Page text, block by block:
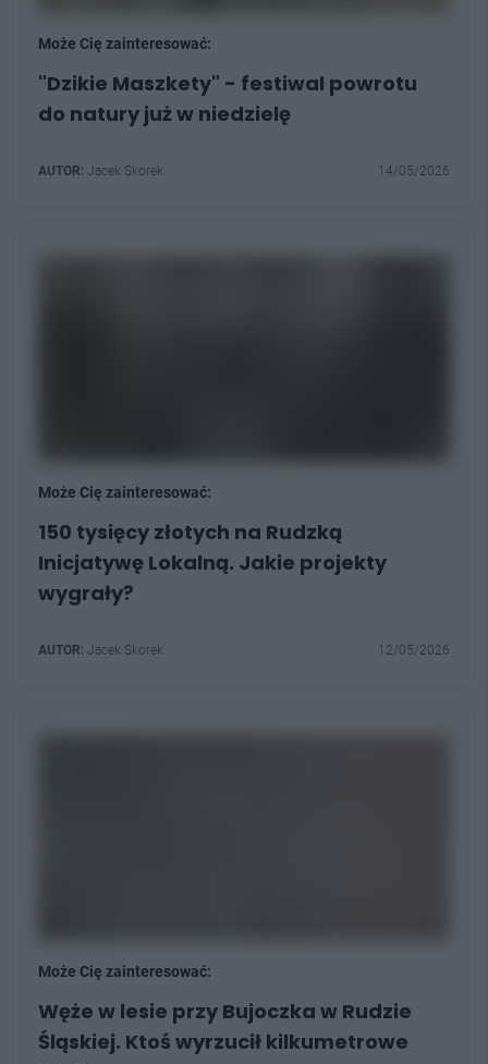
Może Cię zainteresować:
"Dzikie Maszkety" - festiwal powrotu
do natury już w niedzielę
AUTOR: Jacek Skorek 14/05/2026
Może Cię zainteresować:
150 tysięcy złotych na Rudzką
Inicjatywę Lokalną. Jakie projekty
wygrały?
AUTOR: Jacek Skorek 12/05/2026
Może Cię zainteresować:
Węże w lesie przy Bujoczka w Rudzie
Śląskiej. Ktoś wyrzucił kilkumetrowe